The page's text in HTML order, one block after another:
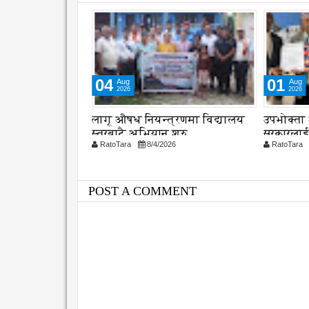
04 Aug
2026
लागू औषध नियन्त्रणमा विद्यालय
स्तरबाटै अभियान शुरु
RatoTara 8/4/2026
01 Aug
2026
RatoTara
POST A COMMENT